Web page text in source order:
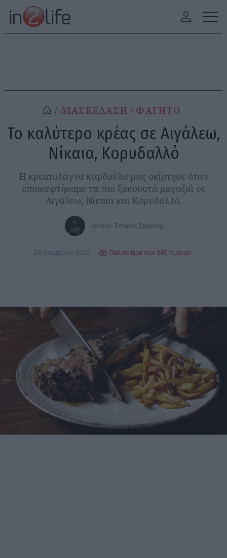
ΔΙΑΣΚΕΔΑΣΗ ΦΑΓΗΤΟ
Το καλύτερο κρέας σε Αιγάλεω,
Νίκαια, Κορυδαλλό
Η κρεατολάγνα καρδούλα μας σκίρτησε όταν
επισκεφτήκαμε τα πιο ξακουστά μαγαζιά σε
Αιγάλεω, Νίκαια και Κορυδαλλό.
γράφει: Σπύρος Σμυρνής
18 Νοεμβρίου 2022 Παλαιότερο των 360 ημερών